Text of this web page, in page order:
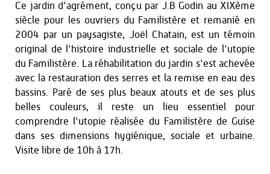
Ce jardin d'agrément, conçu par J.B Godin au XIXème
siècle pour les ouvriers du Familistère et remanié en
2004 par un paysagiste, Joël Chatain, est un témoin
original de l'histoire industrielle et sociale de l'utopie
du Familistère. La réhabilitation du jardin s'est achevée
avec la restauration des serres et la remise en eau des
bassins. Paré de ses plus beaux atouts et de ses plus
belles couleurs, il reste un lieu essentiel pour
comprendre l'utopie réalisée du Familistère de Guise
dans ses dimensions hygiénique, sociale et urbaine.
Visite libre de 10h à 17h.